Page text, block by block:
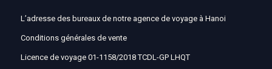
L’adresse des bureaux de notre agence de voyage à Hanoi
Conditions générales de vente
Licence de voyage 01-1158/2018 TCDL-GP LHQT